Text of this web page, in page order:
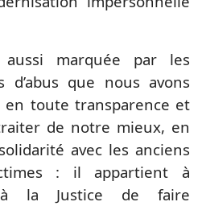
marquée par les
d’abus que nous avons
en toute transparence et
de notre mieux, en
avec les anciens
: il appartient à
la Justice de faire